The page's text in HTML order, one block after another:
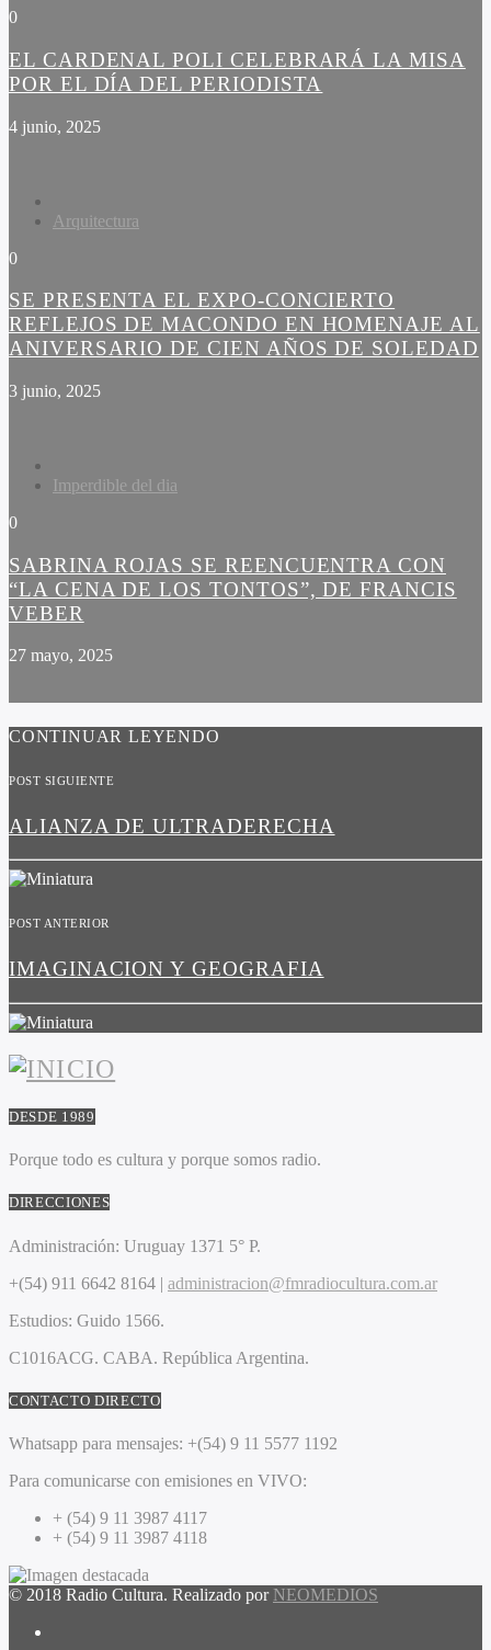
0
EL CARDENAL POLI CELEBRARÁ LA MISA
POR EL DÍA DEL PERIODISTA
4 junio, 2025
Arquitectura
0
SE PRESENTA EL EXPO-CONCIERTO
REFLEJOS DE MACONDO EN HOMENAJE AL
ANIVERSARIO DE CIEN AÑOS DE SOLEDAD
3 junio, 2025
Imperdible del dia
0
SABRINA ROJAS SE REENCUENTRA CON
“LA CENA DE LOS TONTOS”, DE FRANCIS
VEBER
27 mayo, 2025
CONTINUAR LEYENDO
POST SIGUIENTE
ALIANZA DE ULTRADERECHA
POST ANTERIOR
IMAGINACION Y GEOGRAFIA
DESDE 1989
Porque todo es cultura y porque somos radio.
DIRECCIONES
Administración: Uruguay 1371 5° P.
+(54) 911 6642 8164 | administracion@fmradiocultura.com.ar
Estudios: Guido 1566.
C1016ACG. CABA. República Argentina.
CONTACTO DIRECTO
Whatsapp para mensajes: +(54) 9 11 5577 1192
Para comunicarse con emisiones en VIVO:
+ (54) 9 11 3987 4117
+ (54) 9 11 3987 4118
© 2018 Radio Cultura. Realizado por NEOMEDIOS